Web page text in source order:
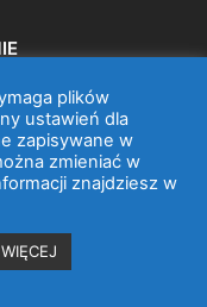
PRAWA
plików
ustawień dla
zapisywane w
zmieniać w
znajdziesz w